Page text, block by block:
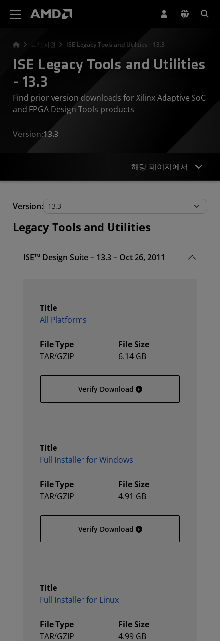
고객 지원 ISE Legacy Tools and Utilities - 13.3
ISE Legacy Tools and Utilities
- 13.3
Find prior version downloads for Xilinx Adaptive SoC
and FPGA Design Tools products
Version:13.3
해당 페이지에서
Legacy Tools and Utilities
Version:
Legacy Tools and Utilities
ISE™ Design Suite – 13.3 – Oct 26, 2011
Title
All Platforms
File Type
TAR/GZIP
File Size
6.14 GB
Verify Download All Platforms
Title
Full Installer for Windows
File Type
TAR/GZIP
File Size
4.91 GB
Verify Download Full Installer for Windows
Title
Full Installer for Linux
File Type
TAR/GZIP
File Size
4.99 GB